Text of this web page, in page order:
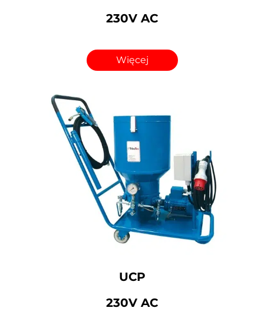
230V AC
Więcej
UCP
230V AC